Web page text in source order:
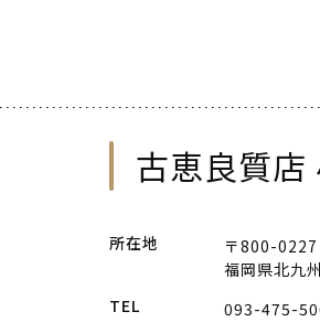
古恵良質店
所在地
〒800-0227
福岡県北九
TEL
093-475-